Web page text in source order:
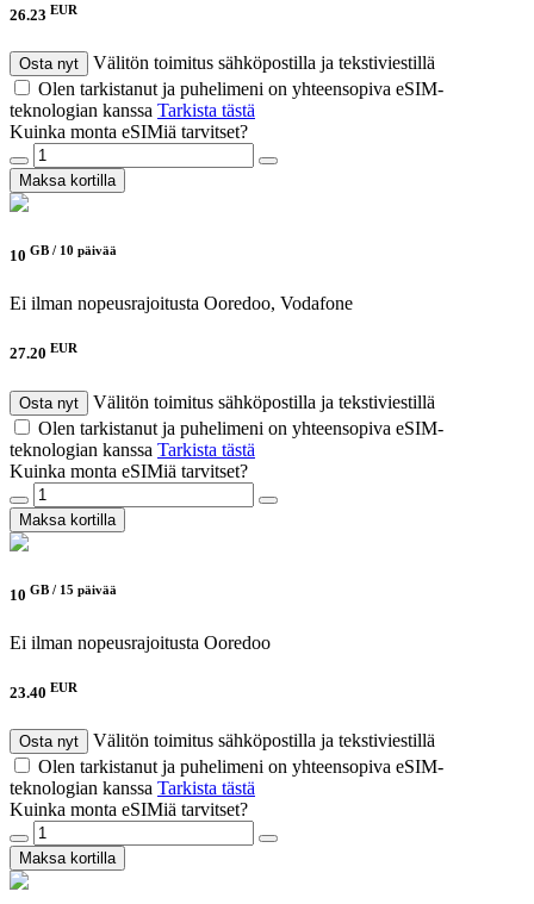
26.23 EUR
Osta nyt
Välitön toimitus sähköpostilla ja tekstiviestillä
Olen tarkistanut ja puhelimeni on yhteensopiva eSIM-
teknologian kanssa Tarkista tästä
Kuinka monta eSIMiä tarvitset?
Maksa kortilla
10 GB / 10 päivää
Ei ilman nopeusrajoitusta Ooredoo, Vodafone
27.20 EUR
Osta nyt
Välitön toimitus sähköpostilla ja tekstiviestillä
Olen tarkistanut ja puhelimeni on yhteensopiva eSIM-
teknologian kanssa Tarkista tästä
Kuinka monta eSIMiä tarvitset?
Maksa kortilla
10 GB / 15 päivää
Ei ilman nopeusrajoitusta Ooredoo
23.40 EUR
Osta nyt
Välitön toimitus sähköpostilla ja tekstiviestillä
Olen tarkistanut ja puhelimeni on yhteensopiva eSIM-
teknologian kanssa Tarkista tästä
Kuinka monta eSIMiä tarvitset?
Maksa kortilla